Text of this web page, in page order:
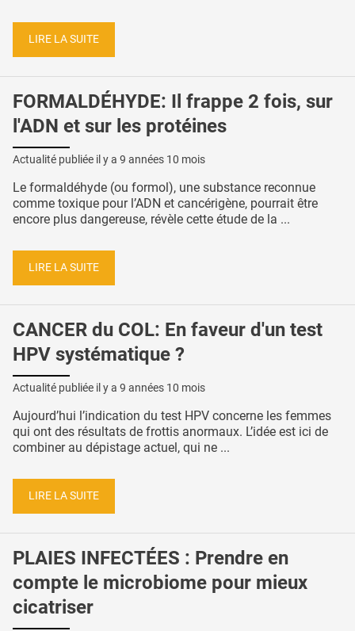
LIRE LA SUITE
FORMALDÉHYDE: Il frappe 2 fois, sur
l'ADN et sur les protéines
Actualité publiée il y a 9 années 10 mois
Le formaldéhyde (ou formol), une substance reconnue
comme toxique pour l’ADN et cancérigène, pourrait être
encore plus dangereuse, révèle cette étude de la ...
LIRE LA SUITE
CANCER du COL: En faveur d'un test
HPV systématique ?
Actualité publiée il y a 9 années 10 mois
Aujourd’hui l’indication du test HPV concerne les femmes
qui ont des résultats de frottis anormaux. L’idée est ici de
combiner au dépistage actuel, qui ne ...
LIRE LA SUITE
PLAIES INFECTÉES : Prendre en
compte le microbiome pour mieux
cicatriser